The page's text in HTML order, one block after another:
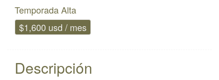
Temporada Alta
$1,600 usd / mes
Descripción